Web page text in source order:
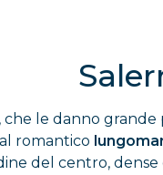
, che le danno grande
al romantico
del centro,